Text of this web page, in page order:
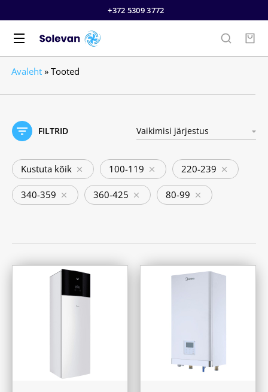
+372 5309 3772
Avaleht » Tooted
FILTRID
Kustuta kõik 100-119 220-239
340-359 360-425 80-99